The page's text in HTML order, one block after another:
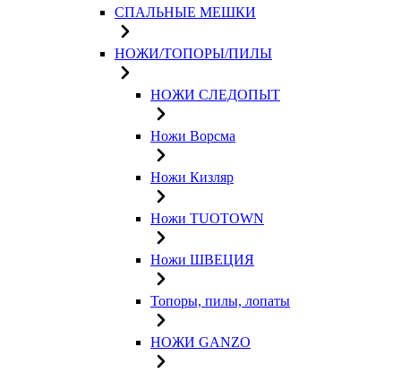
СПАЛЬНЫЕ МЕШКИ
НОЖИ/ТОПОРЫ/ПИЛЫ
НОЖИ СЛЕДОПЫТ
Ножи Ворсма
Ножи Кизляр
Ножи TUOTOWN
Ножи ШВЕЦИЯ
Топоры, пилы, лопаты
НОЖИ GANZO